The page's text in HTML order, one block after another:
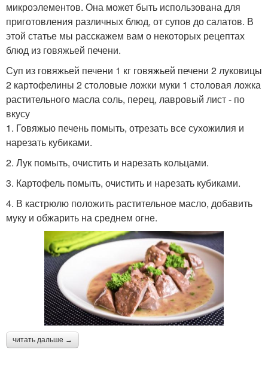
микроэлементов. Она может быть использована для
приготовления различных блюд, от супов до салатов. В
этой статье мы расскажем вам о некоторых рецептах
блюд из говяжьей печени.
Суп из говяжьей печени 1 кг говяжьей печени 2 луковицы
2 картофелины 2 столовые ложки муки 1 столовая ложка
растительного масла соль, перец, лавровый лист - по
вкусу
1. Говяжью печень помыть, отрезать все сухожилия и
нарезать кубиками.
2. Лук помыть, очистить и нарезать кольцами.
3. Картофель помыть, очистить и нарезать кубиками.
4. В кастрюлю положить растительное масло, добавить
муку и обжарить на среднем огне.
читать дальше →